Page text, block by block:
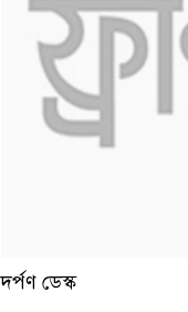
দর্পণ ডেস্ক